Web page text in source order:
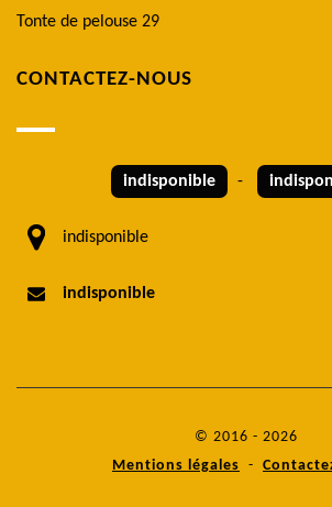
Tonte de pelouse 29
CONTACTEZ-NOUS
indisponible -
indisponible
indisponible
© 2016 - 2026
Mentions légales -